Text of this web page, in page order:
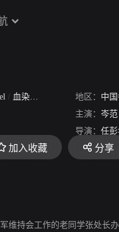
/ 血染孤城 Bloodshed in the
地区： 中
主演： 岑范
导演： 任
加入收藏 分享
维持会工作的老同学张处长